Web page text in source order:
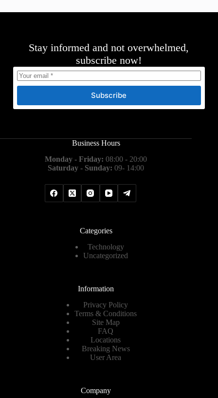
Stay informed and not overwhelmed,
subscribe now!
Subscribe
Business Hours
Monday - Friday: 08:00 - 20:00
Saturday - Sunday: 09- 14:00
Categories
Technology
Uncategorized
Information
Privacy Policy
Terms & Conditions
Site Map
FAQ
Locations
Breaking News
User Area
Company